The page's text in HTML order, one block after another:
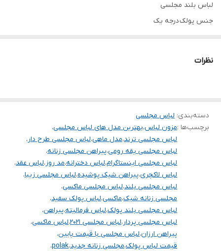
لباس بلند مجلسی
جنس پولک درجه یک
تنخور فوق‌العاده زیبا
دوستان عزیز در هنگام انتخاب مدل دقت کنید مشخصات لباس ها زیر
آنها درج شده است چون این سایت امکان مرجوع ندارد و فقط امکان
تعویض سایز دارد.
نظرات
دسته‌بندی: لباس مجلسی
برچسب‌ها :مزون لباس،بهترین مدل های لباس مجلسی،
لباس مجلسی ترند،مدل ماهی،لباس مجلسی طرح دار،
لباس مجلسی یقه رومی،پیراهن مجلسی زنانه،
لباس مجلسی اینستاگرام،لباس دخترانه،مد روز،لباس عقد،
لباس لاکچری،پیراهن شیک پوشیده،لباس مجلسی زیبا،
لباس مجلسی بلند،لباس مجلسی ماکسی،
مجلسی زنانه شیک،ماکسی،لباس پولک سفید،
لباس مجلسی بلند پولک،لباس فرمالیته،پیراهن،
لباس مجلسی پردار،لباس مجلسی ۲۰۲۱ ،لباس ماکسی،
پیراهن ارزان،لباس مجلسی با قیمت پایین،
قیمت لباس پولک،مجلسی زنانه جدید،polak،